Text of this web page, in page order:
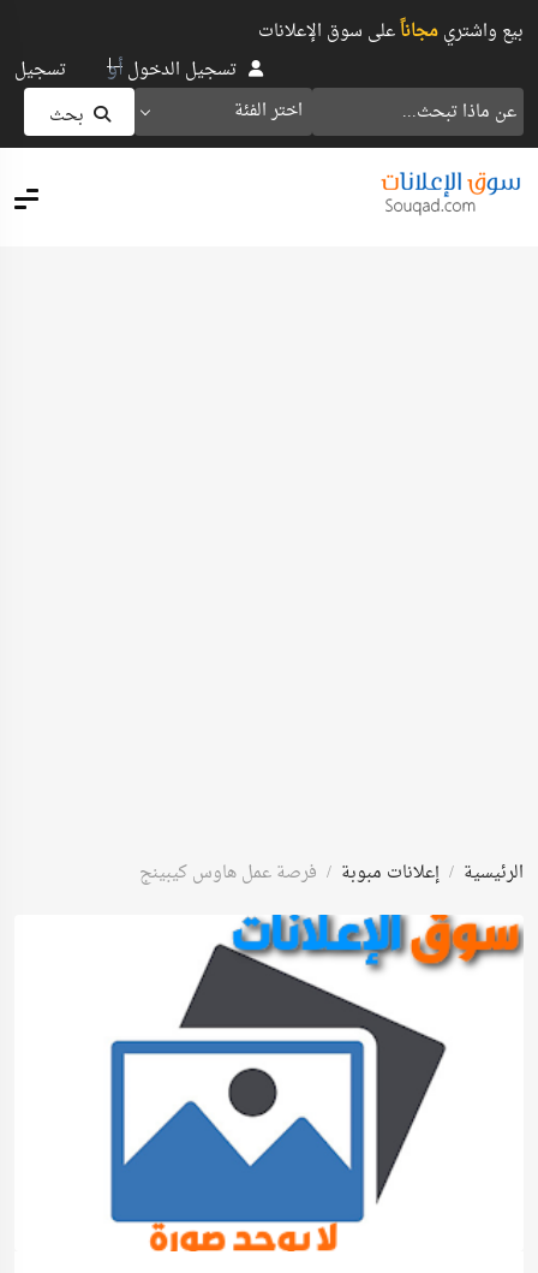
بيع واشتريمجاناًعلى سوق الإعلانات
اختر الفئة بحث
تسجيل الدخولأو تسجيل
الرئيسية إعلانات مبوبة فرصة عمل هاوس كيبينج